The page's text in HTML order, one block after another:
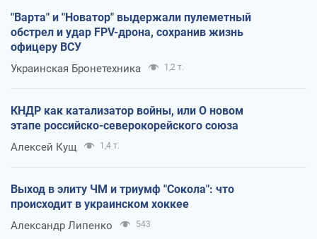
"Варта" и "Новатор" выдержали пулеметный
обстрел и удар FPV-дрона, сохранив жизнь
офицеру ВСУ
Украинская Бронетехника 1,2 т.
КНДР как катализатор войны, или О новом
этапе российско-северокорейского союза
Алексей Кущ 1,4 т.
Выход в элиту ЧМ и триумф "Сокола": что
происходит в украинском хоккее
Александр Липенко 543